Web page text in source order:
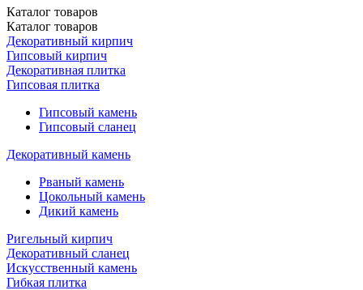
Каталог товаров
Каталог товаров
Декоративный кирпич
Гипсовый кирпич
Декоративная плитка
Гипсовая плитка
Гипсовый камень
Гипсовый сланец
Декоративный камень
Рваный камень
Цокольный камень
Дикий камень
Ригельный кирпич
Декоративный сланец
Искусственный камень
Гибкая плитка